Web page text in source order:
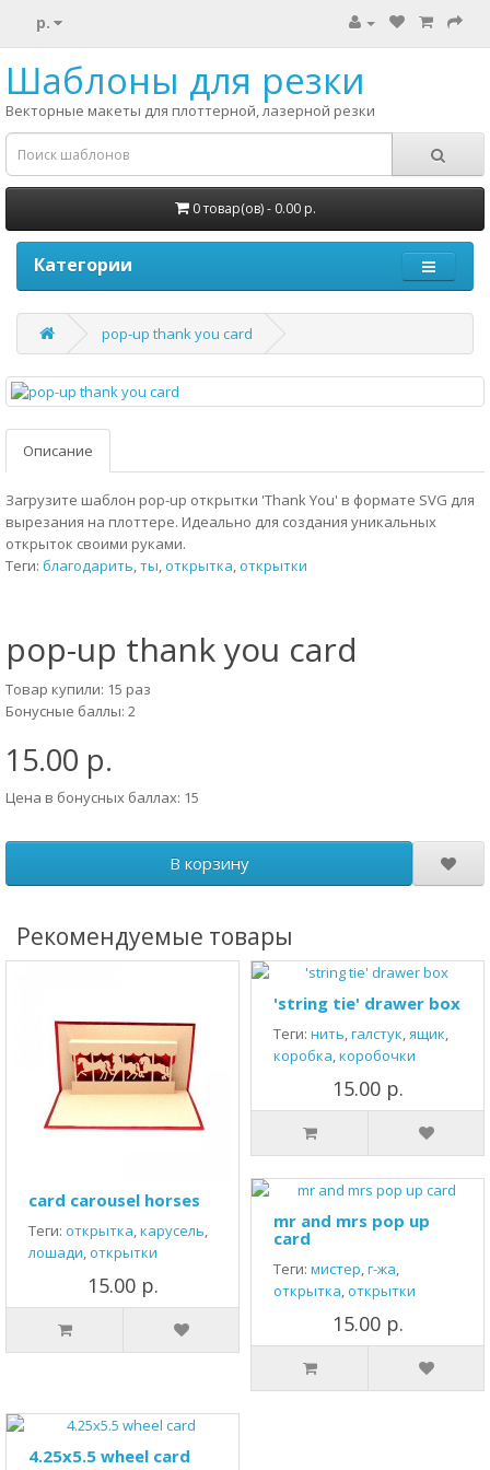
р.
Шаблоны для резки
Векторные макеты для плоттерной, лазерной резки
0 товар(ов) - 0.00 р.
Категории
pop-up thank you card
Описание
Загрузите шаблон pop-up открытки 'Thank You' в формате SVG для
вырезания на плоттере. Идеально для создания уникальных
открыток своими руками.
Теги: благодарить,ты,открытка,открытки
pop-up thank you card
Товар купили: 15 раз
Бонусные баллы: 2
15.00 р.
Цена в бонусных баллах: 15
В корзину
Рекомендуемые товары
card carousel horses
Теги: открытка,карусель,
лошади,открытки
15.00 р.
'string tie' drawer box
Теги: нить,галстук,ящик,
коробка,коробочки
15.00 р.
mr and mrs pop up
card
Теги: мистер,г-жа,
открытка,открытки
15.00 р.
4.25x5.5 wheel card